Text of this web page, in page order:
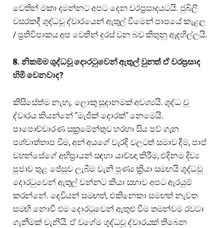
වෙතින් මකා දමන්නට අපට දෙන වරප්‍රසාදයටයි. ජුබිලි
වසරකදී ශුද්ධවූ ද්වාරයෙන් ඇතුල් වීමෙන් පාපයේ කැළල
/ ප්‍රතිවිපාකය අප වෙතින් දුරස් වන බව කිතුනු ඇදහිල්ලයි.
𝟖. නිකම්ම ශුද්ධවූ දොරටුවෙන් ඇතුල් වුනත් ඒ වරප්‍රසාද
හිමි වෙනවාද?
කිසිසේත්ම නැහැ. ලොකු සූදානමක් අවශ්‍යයි. ශුද්ධ වූ
ද්වාරය කියන්නේ "මැජික් දොරක්" නෙමෙයි.
පාපොච්චාරණ සක්‍රමේන්තුව හරහා සිය පව් ගැන
පශ්චාත්තාප වීම, අන් අයගේ වැරදි වලටත් සමාව දීම, පාප්
වහන්සේගේ අභිප්‍රායන් සඳහා යාච්ඥා කිරීම, එදිනම දිව්‍ය
පුජාව තුළ ජේසුව ලැබීම වැනි පුණ්‍ය ක්‍රියා සමඟයි ශුද්ධවූ
දොරටුවෙන් ඇතුල් වන්නට කියා සභාව අපට ඇරයුම්
කරන්නේ. දෙවියන් සමඟත්, එකිනෙකා සමඟත් නැවත
සමඟි නොවී එම දොරටුවෙන් ඇතුළු වීම තමන්වම රවටා
ගැනීමක් වැනියි. ඒ වගේම ශුද්ධවූ ද්වාරයක් තිබෙන